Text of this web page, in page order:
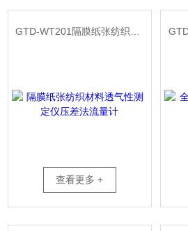
GTD-WT201隔膜纸张纺织材料透气性测定仪压差法流量计
查看更多 +